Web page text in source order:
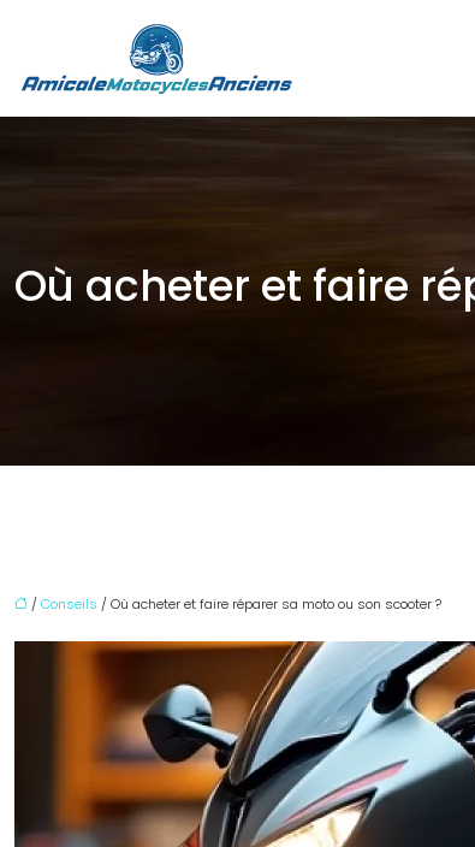
Où acheter et faire
/Conseils / Où acheter et faire réparer sa moto ou son scooter ?